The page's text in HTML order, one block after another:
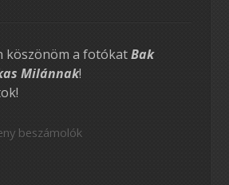
köszönöm a fotókatBak
Milánnak!
beszámolók